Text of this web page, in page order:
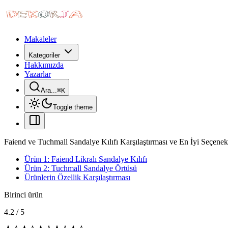
Makaleler
Kategoriler
Hakkımızda
Yazarlar
Ara...⌘K
Toggle theme
Faiend ve Tuchmall Sandalye Kılıfı Karşılaştırması ve En İyi
Ürün 1: Faiend Likralı Sandalye Kılıfı
Ürün 2: Tuchmall Sandalye Örtüsü
Ürünlerin Özellik Karşılaştırması
Birinci ürün
4.2 / 5